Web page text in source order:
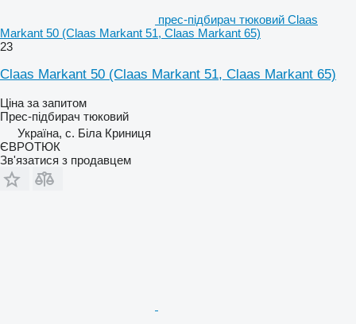
прес-підбирач тюковий Claas
Markant 50 (Claas Markant 51, Claas Markant 65)
23
Claas Markant 50 (Claas Markant 51, Claas Markant 65)
Ціна за запитом
Прес-підбирач тюковий
Україна, с. Біла Криниця
ЄВРОТЮК
Зв'язатися з продавцем